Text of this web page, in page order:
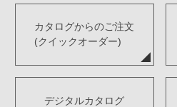
カタログからのご注文
(クイックオーダー)
デジタルカタログ